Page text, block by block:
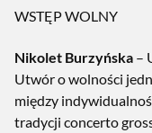
WSTĘP WOLNY
Nikolet Burzyńska –
Utwór o wolności
między
tradycji concerto